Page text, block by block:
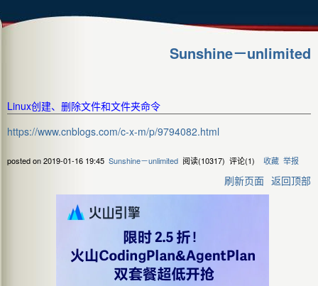
Sunshine－unlimited
Linux创建、删除文件和文件夹命令
https://www.cnblogs.com/c-x-m/p/9794082.html
posted on2019-01-16 19:45 Sunshine－unlimited 阅读(10317) 评论(1) 收藏 举报
刷新页面 返回顶部